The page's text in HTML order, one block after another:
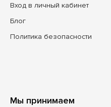
Вход в личный кабинет
Блог
Политика безопасности
Мы принимаем